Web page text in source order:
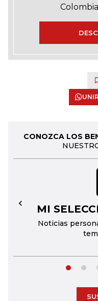
CONOZCA LOS
MI
Noticias
←